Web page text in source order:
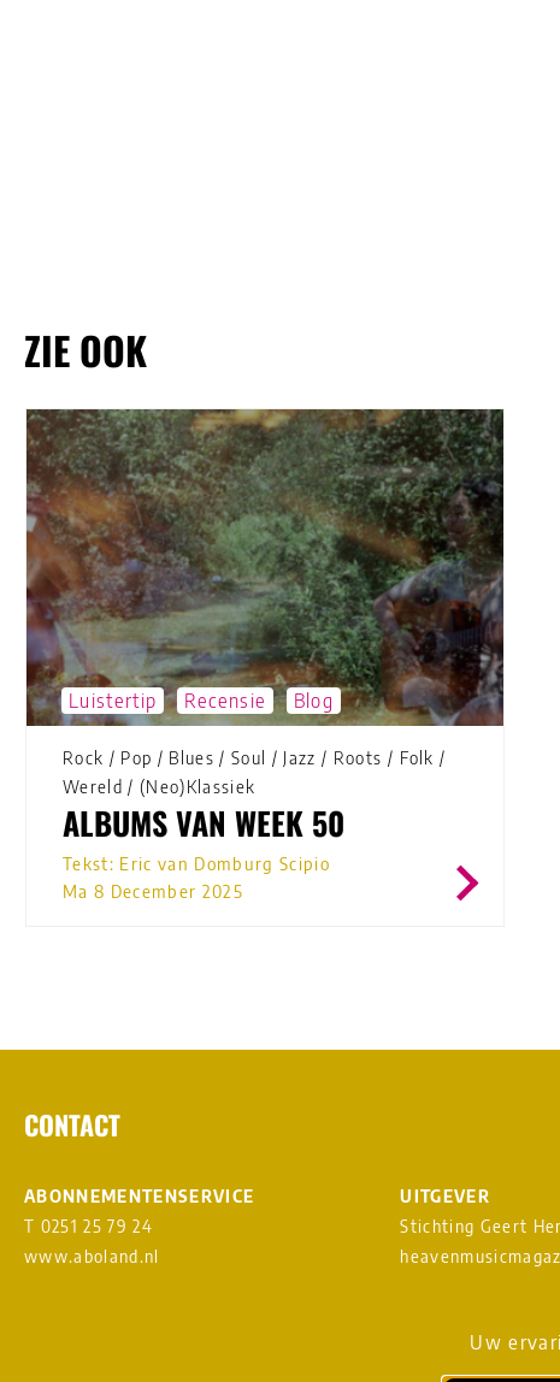
Uw
ZIE OOK
Luistertip Recensie Blog
Rock / Pop / Blues / Soul / Jazz / Roots / Folk /
Wereld / (Neo)Klassiek
ALBUMS VAN WEEK 50
Tekst: Eric van Domburg Scipio
Ma 8 December 2025
CONTACT
ABONNEMENTENSERVICE
T 0251 25 79 24
www.aboland.nl
UITGEVER
Stichting Geert